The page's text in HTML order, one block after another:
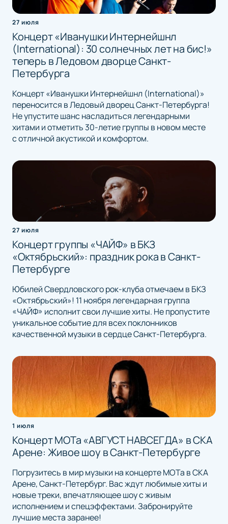
27 июля
Концерт «Иванушки Интернейшнл
(International): 30 солнечных лет на бис!»
теперь в Ледовом дворце Санкт-
Петербурга
Концерт «Иванушки Интернейшнл (International)»
переносится в Ледовый дворец Санкт-Петербурга!
Не упустите шанс насладиться легендарными
хитами и отметить 30-летие группы в новом месте
с отличной акустикой и комфортом.
27 июля
Концерт группы «ЧАЙФ» в БКЗ
«Октябрьский»: праздник рока в Санкт-
Петербурге
Юбилей Свердловского рок-клуба отмечаем в БКЗ
«Октябрьский»! 11 ноября легендарная группа
«ЧАЙФ» исполнит свои лучшие хиты. Не пропустите
уникальное событие для всех поклонников
качественной музыки в сердце Санкт-Петербурга.
1 июля
Концерт МОТа «АВГУСТ НАВСЕГДА» в СКА
Арене: Живое шоу в Санкт-Петербурге
Погрузитесь в мир музыки на концерте МОТа в СКА
Арене, Санкт-Петербург. Вас ждут любимые хиты и
новые треки, впечатляющее шоу с живым
исполнением и спецэффектами. Забронируйте
лучшие места заранее!